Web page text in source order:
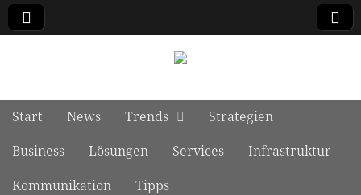
Main menu
Skip to content
Start News Trends
Strategien
Business
Lösungen Services
Infrastruktur
Kommunikation
Tipps